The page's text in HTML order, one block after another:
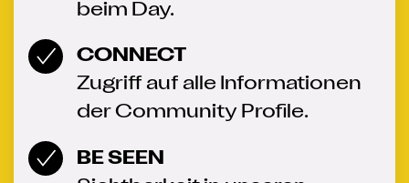
beim Day.
CONNECT
Zugriff auf alle Informationen
der Community Profile.
BE SEEN